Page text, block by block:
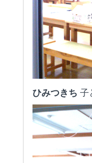
ひみつきち 子